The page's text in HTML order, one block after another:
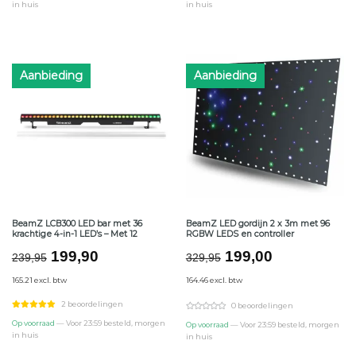
in huis
in huis
Aanbieding
BeamZ LCB300 LED bar met 36
krachtige 4-in-1 LED’s – Met 12
239,95 Oorspronkelijke
was:
€239,95.
199,90Huidige
€199,90.
165.21 excl. btw
2 beoordelingen
Op voorraad — Voor 23:59 besteld, morgen
in huis
Aanbieding
BeamZ LED gordijn 2 x 3m met 96
RGBW LEDS en controller
329,95 Oorspronkelijke
was:
€329,95.
199,00Huidige
€199,00.
164.46 excl. btw
0 beoordelingen
Op voorraad — Voor 23:59 besteld, morgen
in huis